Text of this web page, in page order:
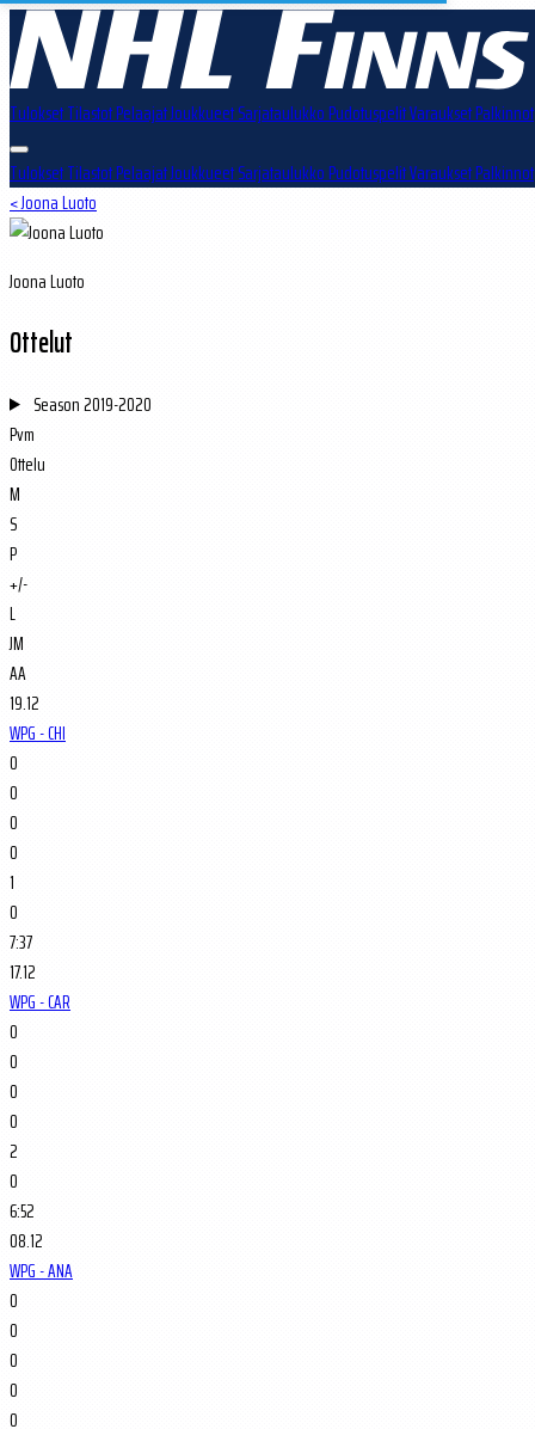
TuloksetTilastotPelaajatJoukkueetSarjataulukkoPudotuspelitVarauksetPalkinnot
TuloksetTilastotPelaajatJoukkueetSarjataulukkoPudotuspelitVarauksetPalkinnot
< Joona Luoto
Joona Luoto
Ottelut
Season2019-2020
Pvm
Ottelu
M
S
P
+/-
L
JM
AA
19.12
WPG - CHI
0
0
0
0
1
0
7:37
17.12
WPG - CAR
0
0
0
0
2
0
6:52
08.12
WPG - ANA
0
0
0
0
0